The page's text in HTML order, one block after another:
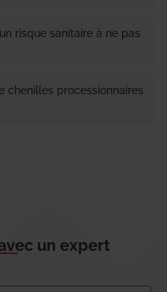
risque sanitaire à ne pas
chenilles processionnaires
un expert